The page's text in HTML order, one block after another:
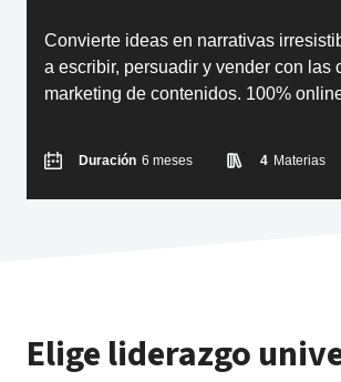
Convierte ideas en narrativas
a escribir, persuadir y vender con las
marketing de contenidos. 100%
Duración 6 meses 4 Materias
Elige liderazgo